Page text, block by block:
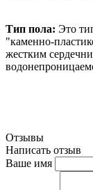
Тип пола: Это
"каменно-
жестким
Отзывы
Написать отзыв
Ваше имя